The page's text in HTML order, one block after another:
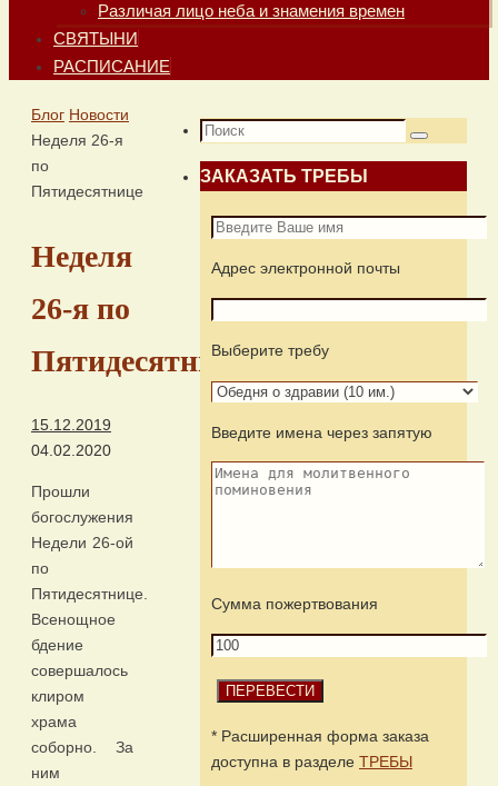
Различая лицо неба и знамения времен
СВЯТЫНИ
РАСПИСАНИЕ
Главная
Блог Новости
Неделя 26-я
по
Пятидесятнице
Неделя
26-я по
Пятидесятнице
15.12.2019
04.02.2020
Прошли
богослужения
Недели 26-ой
по
Пятидесятнице.
Всенощное
бдение
совершалось
клиром
храма
соборно. За
ним
Что
Поиск
ЗАКАЗАТЬ ТРЕБЫ
Адрес электронной почты
Выберите требу
Введите имена через запятую
Сумма пожертвования
* Расширенная форма заказа
доступна в разделе ТРЕБЫ